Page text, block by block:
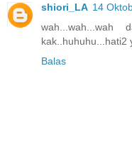
shiori_LA 14
kak..huhuhu...hati2
Balas